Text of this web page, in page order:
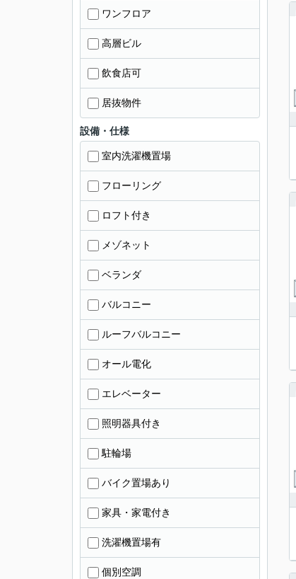
ワンフロア
高層ビル
飲食店可
居抜物件
設備・仕様
室内洗濯機置場
フローリング
ロフト付き
メゾネット
ベランダ
バルコニー
ルーフバルコニー
オール電化
エレベーター
照明器具付き
駐輪場
バイク置場あり
家具・家電付き
洗濯機置場有
個別空調